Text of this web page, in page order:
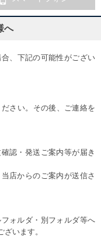
へ
、下記の可能性がござい
さい。その後、ご連絡を
認・発送ご案内等が届き
店からのご案内が送信さ
ォルダ・別フォルダ等へ
います。